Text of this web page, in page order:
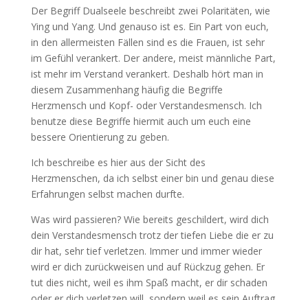
Der Begriff Dualseele beschreibt zwei Polaritäten, wie
Ying und Yang. Und genauso ist es. Ein Part von euch,
in den allermeisten Fällen sind es die Frauen, ist sehr
im Gefühl verankert. Der andere, meist männliche Part,
ist mehr im Verstand verankert. Deshalb hört man in
diesem Zusammenhang häufig die Begriffe
Herzmensch und Kopf- oder Verstandesmensch. Ich
benutze diese Begriffe hiermit auch um euch eine
bessere Orientierung zu geben.
Ich beschreibe es hier aus der Sicht des
Herzmenschen, da ich selbst einer bin und genau diese
Erfahrungen selbst machen durfte.
Was wird passieren? Wie bereits geschildert, wird dich
dein Verstandesmensch trotz der tiefen Liebe die er zu
dir hat, sehr tief verletzen. Immer und immer wieder
wird er dich zurückweisen und auf Rückzug gehen. Er
tut dies nicht, weil es ihm Spaß macht, er dir schaden